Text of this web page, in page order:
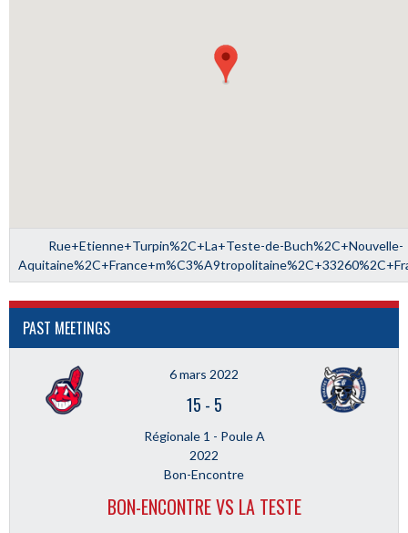
Rue+Etienne+Turpin%2C+La+Teste-de-Buch%2C+Nouvelle-
PAST MEETINGS
6 mars 2022
15 - 5
Régionale 1 - Poule A
2022
Bon-Encontre
BON-ENCONTRE VS LA TESTE